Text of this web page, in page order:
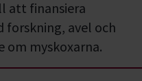
att finansiera
forskning, avel och
om myskoxarna.